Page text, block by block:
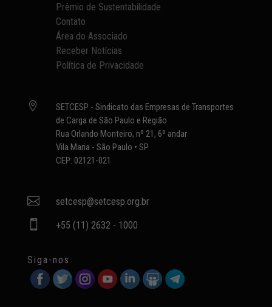
Prêmio de Sustentabilidade
Contato
Área do Associado
Receber Notícias
Política de Privacidade

SETCESP - Sindicato das Empresas de Transportes
de Carga de São Paulo e Região
Rua Orlando Monteiro, nº 21, 6º andar
Vila Maria - São Paulo • SP
CEP: 02121-021
 setcesp@setcesp.org.br
 +55 (11) 2632 - 1000
Siga-nos